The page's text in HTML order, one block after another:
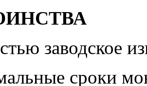
заводское
сроки